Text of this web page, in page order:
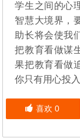
学生之间的心
智慧大境界，
助长将会使我
把教育看做谋
果把教育看做
你只有用心投
喜欢 0